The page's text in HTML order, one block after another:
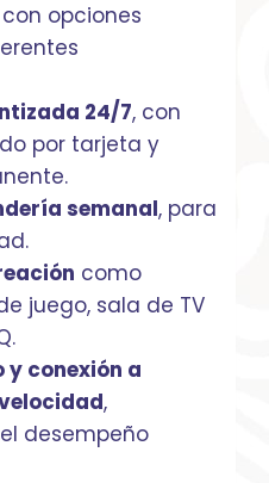
con opciones
24/7, con
por tarjeta y
semanal, para
como
juego, sala de TV
y conexión a
,
desempeño